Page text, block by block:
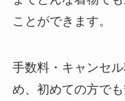
ことができます。
手数料・キャンセ
め、初めての方で